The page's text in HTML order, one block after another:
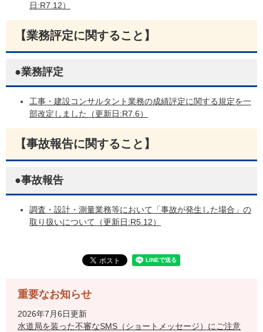
日:R7.12）
【業務評定に関すること】
●業務評定
工事・建設コンサルタント業務の成績評定に関する規定を一
部改定しました（更新日:R7.6）
【事故報告に関すること】
●事故報告
調査・設計・測量業務等において「事故が発生した場合」の
取り扱いについて（更新日:R5.12）
重要なお知らせ
2026年7月6日更新
水道局を装った不審なSMS（ショートメッセージ）にご注意